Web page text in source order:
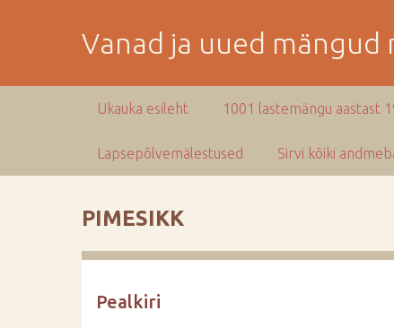
Vanad ja uued
Ukauka esileht 1001 lastemängu aastast
Lapsepõlvemälestused Sirvi kõiki
PIMESIKK
Pealkiri